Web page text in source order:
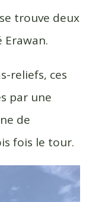
trouve deux
reliefs, ces
par une
de
fois le tour.